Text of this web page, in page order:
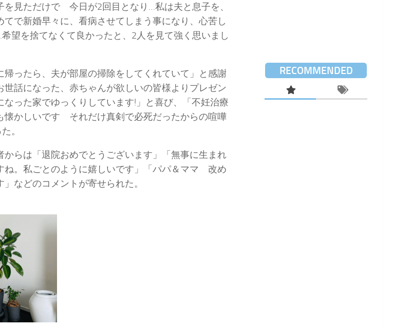
を見ただけで 今日が2回目となり…私は夫と息子を、
てで新婚早々に、看病させてしまう事になり、心苦し
望を捨てなくて良かったと、2人を見て強く思いまし
帰ったら、夫が部屋の掃除をしてくれていて」と感謝
世話になった、赤ちゃんが欲しいの皆様よりプレゼン
った家でゆっくりしています!」と喜び、「不妊治療
懐かしいです それだけ真剣で必死だったからの喧嘩
。
からは「退院おめでとうございます」「無事に生まれ
ね。私ごとのように嬉しいです」「パパ＆ママ 改め
などのコメントが寄せられた。
RECOMMENDED